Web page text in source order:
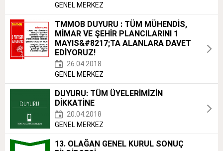
GENEL MERKEZ
TMMOB DUYURU : TÜM MÜHENDİS,
MİMAR VE ŞEHİR PLANCILARINI 1
MAYIS&#8217;TA ALANLARA DAVET
EDİYORUZ!
26.04.2018
GENEL MERKEZ
DUYURU: TÜM ÜYELERİMİZİN
DİKKATİNE
20.04.2018
GENEL MERKEZ
13. OLAĞAN GENEL KURUL SONUÇ